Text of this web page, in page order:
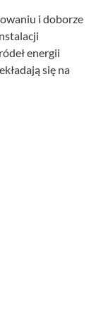
i doborze
energii
się na